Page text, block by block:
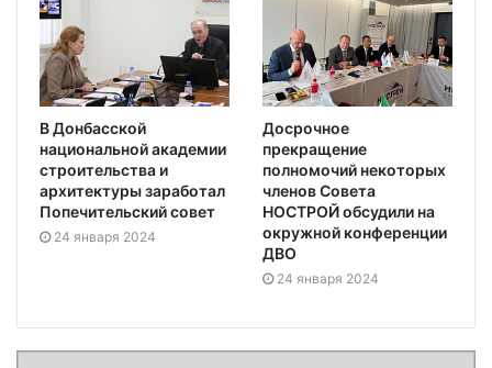
В Донбасской
национальной академии
строительства и
архитектуры заработал
Попечительский совет
24 января 2024
Досрочное
прекращение
полномочий некоторых
членов Совета
НОСТРОЙ обсудили на
окружной конференции
ДВО
24 января 2024